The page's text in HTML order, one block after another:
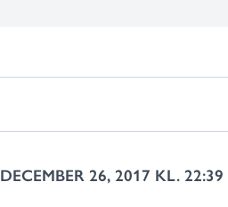
DECEMBER 26, 2017 KL. 22:39